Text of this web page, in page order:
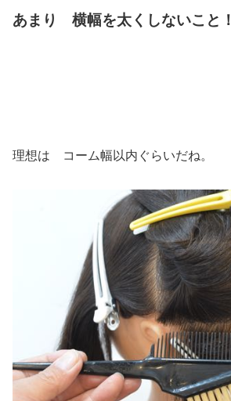
あまり 横幅を太くしないこと！
理想は コーム幅以内ぐらいだね。